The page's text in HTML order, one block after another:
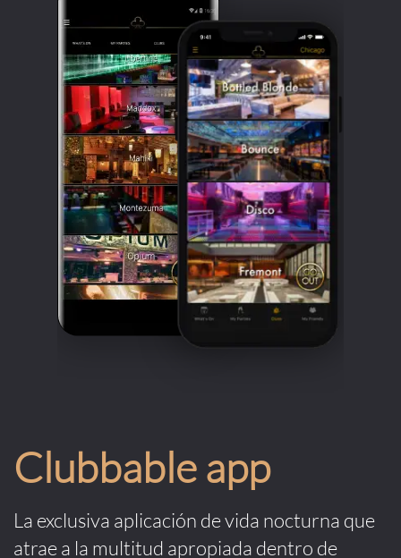
Clubbable app
La exclusiva aplicación de vida nocturna que
atrae a la multitud apropiada dentro de